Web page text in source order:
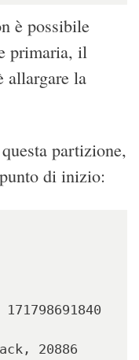
è possibile
primaria, il
allargare la
partizione,
di inizio:
20886